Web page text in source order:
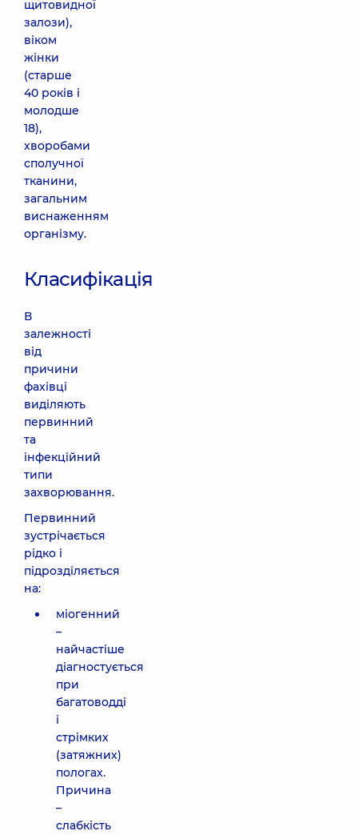
щитовидної
залози),
віком
жінки
(старше
40 років і
молодше
18),
хворобами
сполучної
тканини,
загальним
виснаженням
організму.
Класифікація
В
залежності
від
причини
фахівці
виділяють
первинний
та
інфекційний
типи
захворювання.
Первинний
зустрічається
рідко і
підрозділяється
на:
міогенний
–
найчастіше
діагностується
при
багатоводді
і
стрімких
(затяжних)
пологах.
Причина
–
слабкість